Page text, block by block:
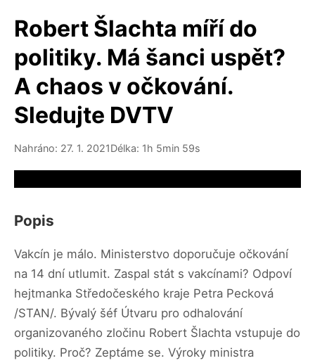
Robert Šlachta míří do
politiky. Má šanci uspět?
A chaos v očkování.
Sledujte DVTV
Nahráno: 27. 1. 2021Délka: 1h 5min 59s
Popis
Vakcín je málo. Ministerstvo doporučuje očkování
na 14 dní utlumit. Zaspal stát s vakcínami? Odpoví
hejtmanka Středočeského kraje Petra Pecková
/STAN/. Bývalý šéf Útvaru pro odhalování
organizovaného zločinu Robert Šlachta vstupuje do
politiky. Proč? Zeptáme se. Výroky ministra